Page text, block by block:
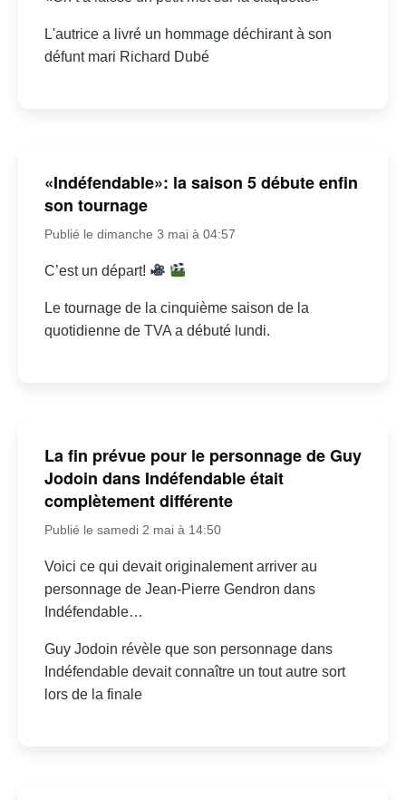
L'autrice a livré un hommage déchirant à son
défunt mari Richard Dubé
«Indéfendable»: la saison 5 débute enfin
son tournage
Publié le dimanche 3 mai à 04:57
C’est un départ!
Le tournage de la cinquième saison de la
quotidienne de TVA a débuté lundi.
La fin prévue pour le personnage de Guy
Jodoin dans Indéfendable était
complètement différente
Publié le samedi 2 mai à 14:50
Voici ce qui devait originalement arriver au
personnage de Jean-Pierre Gendron dans
Indéfendable…
Guy Jodoin révèle que son personnage dans
Indéfendable devait connaître un tout autre sort
lors de la finale